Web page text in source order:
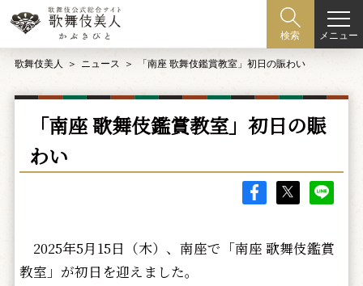
検索 メニュー
歌舞伎美人 ニュース 「南座 歌舞伎鑑賞教室」初日の賑わい
「南座 歌舞伎鑑賞教室」初日の賑
わい
2025年5月15日（木）、南座で「南座 歌舞伎鑑賞
教室」が初日を迎えました。